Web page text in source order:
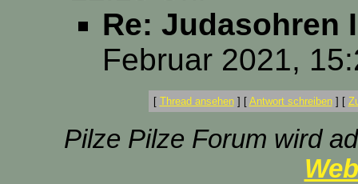
Re: Judasohren
Februar 2021,
[ Thread ansehen] [ Antwort schreiben] [
Pilze Pilze Forum wird